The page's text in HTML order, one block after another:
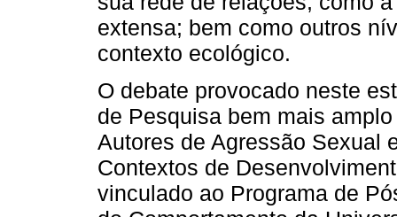
extensa; bem como outros
contexto ecológico.
O debate provocado neste
de Pesquisa bem mais
Autores de Agressão Sexual
Contextos de
vinculado ao Programa de